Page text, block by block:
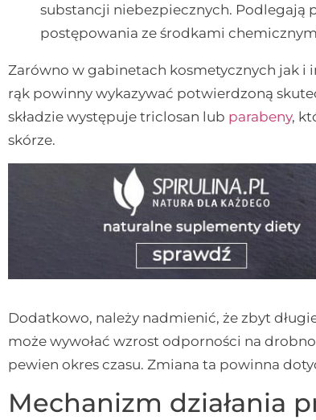
substancji niebezpiecznych. Podlegają
postępowania ze środkami
Zarówno w gabinetach kosmetycznych jak
rąk powinny wykazywać potwierdzoną
składzie występuje triclosan lub parabeny,
skórze.
Dodatkowo, należy nadmienić, że zbyt
może wywołać wzrost odporności na
pewien okres czasu. Zmiana ta powinna
Mechanizm działania